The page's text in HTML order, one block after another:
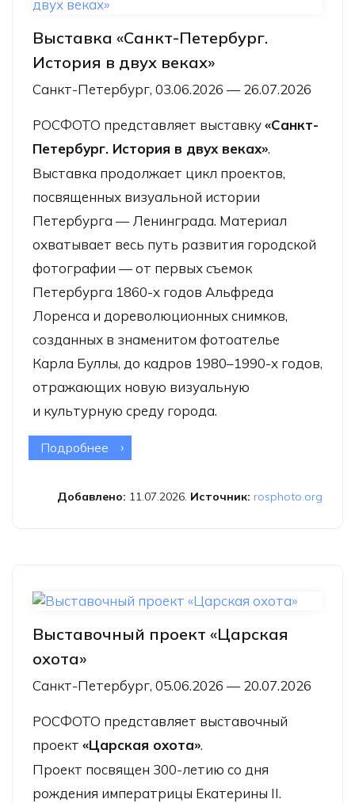
Выставка «Санкт-Петербург.
История в двух веках»
Санкт-Петербург, 03.06.2026 — 26.07.2026
РОСФОТО представляет выставку«Санкт-
Петербург. История в двух веках».
Выставка продолжает цикл проектов,
посвященных визуальной истории
Петербурга — Ленинграда. Материал
охватывает весь путь развития городской
фотографии — от первых съемок
Петербурга 1860-х годов Альфреда
Лоренса и дореволюционных снимков,
созданных в знаменитом фотоателье
Карла Буллы, до кадров 1980–1990-х годов,
отражающих новую визуальную
и культурную среду города.
Подробнее о Выставка «Санкт-Петербург.
Добавлено: 11.07.2026. Источник: rosphoto.org
Выставочный проект «Царская
охота»
Санкт-Петербург, 05.06.2026 — 20.07.2026
РОСФОТО представляет выставочный
проект «Царская охота».
Проект посвящен 300-летию со дня
рождения императрицы Екатерины II.